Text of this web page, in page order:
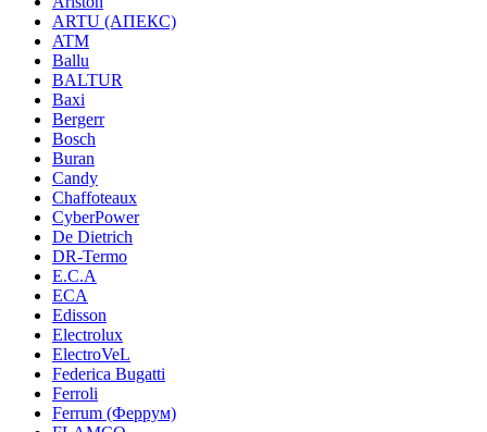
ARTU (АПЕКС)
ATM
Ballu
BALTUR
Baxi
Bergerr
Bosch
Buran
Candy
Chaffoteaux
CyberPower
De Dietrich
DR-Termo
E.C.A
ECA
Edisson
Electrolux
ElectroVeL
Federica Bugatti
Ferroli
Ferrum (Феррум)